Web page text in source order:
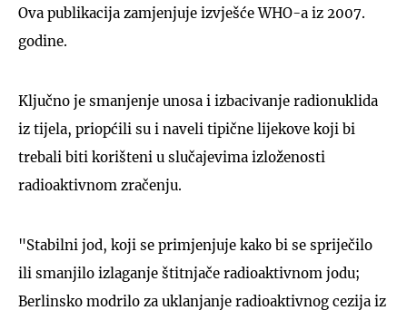
Ova publikacija zamjenjuje izvješće WHO-a iz 2007.
godine.
Ključno je smanjenje unosa i izbacivanje radionuklida
iz tijela, priopćili su i naveli tipične lijekove koji bi
trebali biti korišteni u slučajevima izloženosti
radioaktivnom zračenju.
"Stabilni jod, koji se primjenjuje kako bi se spriječilo
ili smanjilo izlaganje štitnjače radioaktivnom jodu;
Berlinsko modrilo za uklanjanje radioaktivnog cezija iz